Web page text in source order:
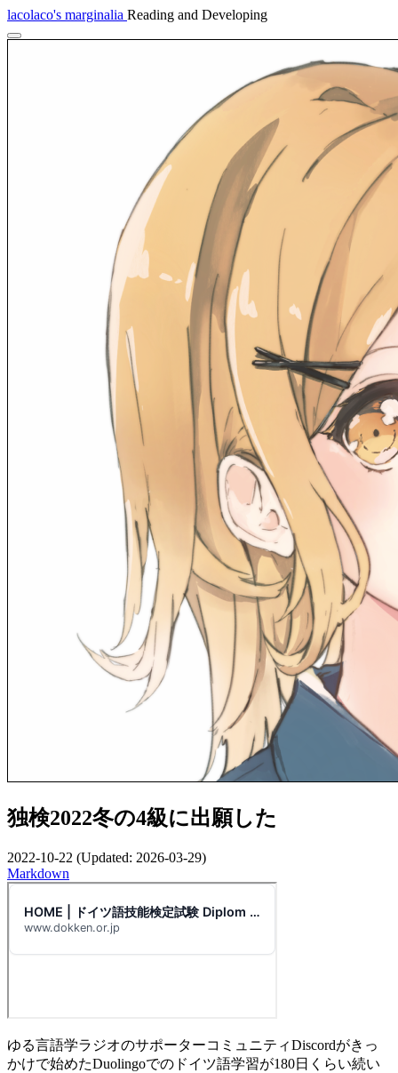
lacolaco's marginalia Reading and Developing
独検2022冬の4級に出願した
2022-10-22 (Updated: 2026-03-29)
Markdown
ゆる言語学ラジオのサポーターコミュニティDiscordがきっ
かけで始めたDuolingoでのドイツ語学習が180日くらい続い